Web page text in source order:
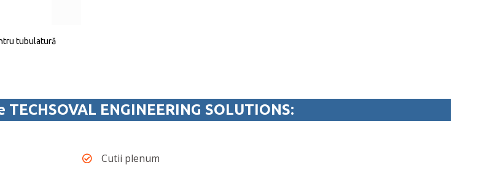
tubulatură
ENGINEERING SOLUTIONS:
Cutii plenum